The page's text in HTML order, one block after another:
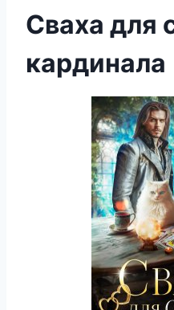
Сваха для
кардинала